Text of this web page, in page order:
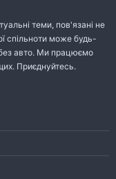
теми, пов'язані не
спільноти може будь-
авто. Ми працюємо
Приєднуйтесь.